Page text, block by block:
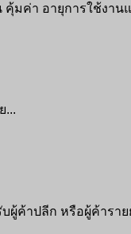
มค่า อายุการใช้งาน
...
ผู้ค้าปลีก หรือผู้ค้ารา